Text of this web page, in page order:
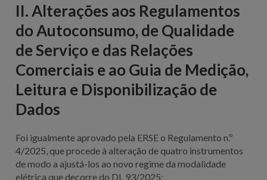
II. Alterações aos Regulamentos
do Autoconsumo, de Qualidade
de Serviço e das Relações
Comerciais e ao Guia de Medição,
Leitura e Disponibilização de
Dados
Foi igualmente aprovado pela ERSE o Regulamento n.º
4/2025, que procede à alteração de quatro instrumentos
de modo a ajustá-los ao novo regime da modalidade
elétrica que decorre do DL 93/2025: